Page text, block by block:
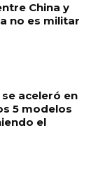
China y
no es militar
aceleró en
5 modelos
el